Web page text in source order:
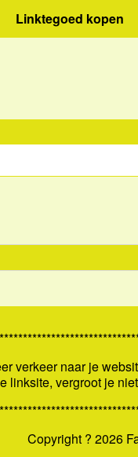
Linktegoed kopen
verkeer naar je
linksite, vergroot je
Copyright ? 2026